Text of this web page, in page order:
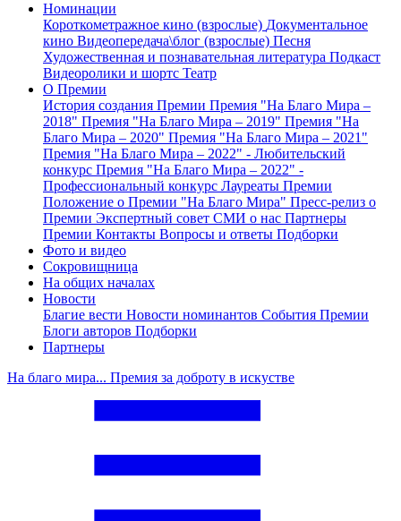
Номинации
Короткометражное кино (взрослые) Документальное
кино Видеопередача\блог (взрослые) Песня
Художественная и познавательная литература Подкаст
Видеоролики и шортс Театр
О Премии
История создания Премии Премия "На Благо Мира –
2018" Премия "На Благо Мира – 2019" Премия "На
Благо Мира – 2020" Премия "На Благо Мира – 2021"
Премия "На Благо Мира – 2022" - Любительский
конкурс Премия "На Благо Мира – 2022" -
Профессиональный конкурс Лауреаты Премии
Положение о Премии "На Благо Мира" Пресс-релиз о
Премии Экспертный совет СМИ о нас Партнеры
Премии Контакты Вопросы и ответы Подборки
Фото и видео
Сокровищница
На общих началах
Новости
Благие вести Новости номинантов События Премии
Блоги авторов Подборки
Партнеры
На благо мира... Премия за доброту в искустве